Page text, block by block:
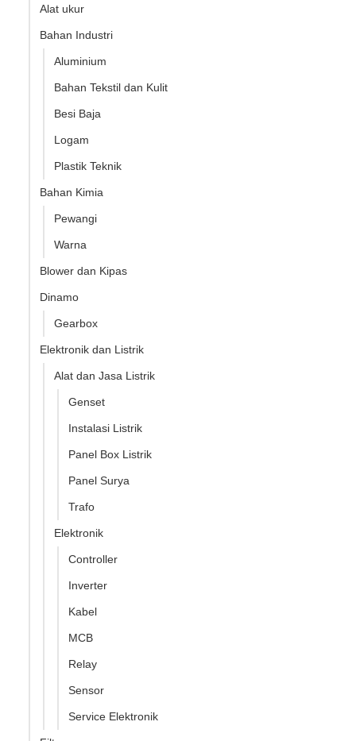
Alat ukur
Bahan Industri
Aluminium
Bahan Tekstil dan Kulit
Besi Baja
Logam
Plastik Teknik
Bahan Kimia
Pewangi
Warna
Blower dan Kipas
Dinamo
Gearbox
Elektronik dan Listrik
Alat dan Jasa Listrik
Genset
Instalasi Listrik
Panel Box Listrik
Panel Surya
Trafo
Elektronik
Controller
Inverter
Kabel
MCB
Relay
Sensor
Service Elektronik